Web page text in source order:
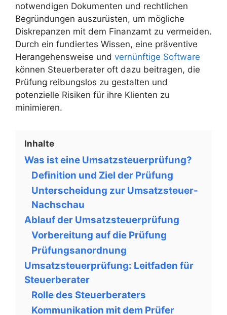
notwendigen Dokumenten und rechtlichen
Begründungen auszurüsten, um mögliche
Diskrepanzen mit dem Finanzamt zu vermeiden.
Durch ein fundiertes Wissen, eine präventive
Herangehensweise und vernünftige Software
können Steuerberater oft dazu beitragen, die
Prüfung reibungslos zu gestalten und
potenzielle Risiken für ihre Klienten zu
minimieren.
Inhalte
Was ist eine Umsatzsteuerprüfung?
Definition und Ziel der Prüfung
Unterscheidung zur Umsatzsteuer-
Nachschau
Ablauf der Umsatzsteuerprüfung
Vorbereitung auf die Prüfung
Prüfungsanordnung
Umsatzsteuerprüfung: Leitfaden für
Steuerberater
Rolle des Steuerberaters
Kommunikation mit dem Prüfer